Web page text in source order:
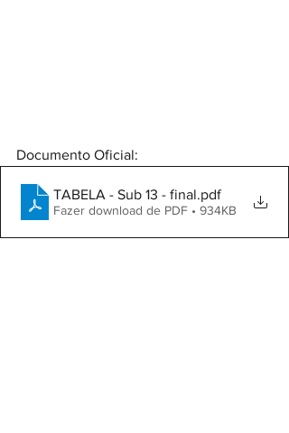
Documento Oficial:
TABELA - Sub 13 - final.pdf
Fazer download de PDF • 934KB